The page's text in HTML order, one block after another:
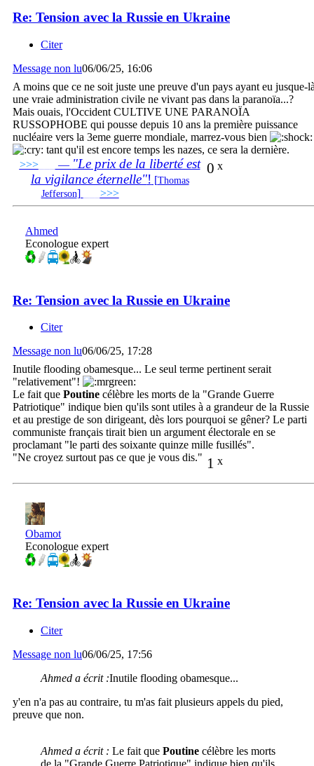
Re: Tension avec la Russie en Ukraine
Citer
Message non lu06/06/25, 16:06
A moins que ce ne soit juste une preuve d'un pays ayant eu jusque-
une vraie administration civile ne vivant pas dans la paranoïa...?
Mais ouais, l'Occident CULTIVE UNE PARANOÏA
RUSSOPHOBE qui pousse depuis 10 ans la première puissance
nucléaire vers la 3eme guerre mondiale, marrez-vous bien
tant qu'il est encore temps les nazes, ce sera la dernière.
0 x
>>>___ — "Le prix de la liberté est
la vigilance éternelle"! [Thomas
Jefferson] >>>______________________________
Ahmed
Econologue expert
Re: Tension avec la Russie en Ukraine
Citer
Message non lu06/06/25, 17:28
Inutile flooding obamesque... Le seul terme pertinent serait
"relativement"!
Le fait que Poutine célèbre les morts de la "Grande Guerre
Patriotique" indique bien qu'ils sont utiles à a grandeur de la Russie
et au prestige de son dirigeant, dès lors pourquoi se gêner? Le parti
communiste français tirait bien un argument électorale en se
proclamant "le parti des soixante quinze mille fusillés".
1 x
"Ne croyez surtout pas ce que je vous dis."
Obamot
Econologue expert
Re: Tension avec la Russie en Ukraine
Citer
Message non lu06/06/25, 17:56
Ahmed a écrit :Inutile flooding obamesque...
y'en n'a pas au contraire, tu m'as fait plusieurs appels du pied,
preuve que non.
Ahmed a écrit : Le fait que Poutine célèbre les morts
de la "Grande Guerre Patriotique" indique bien qu'ils